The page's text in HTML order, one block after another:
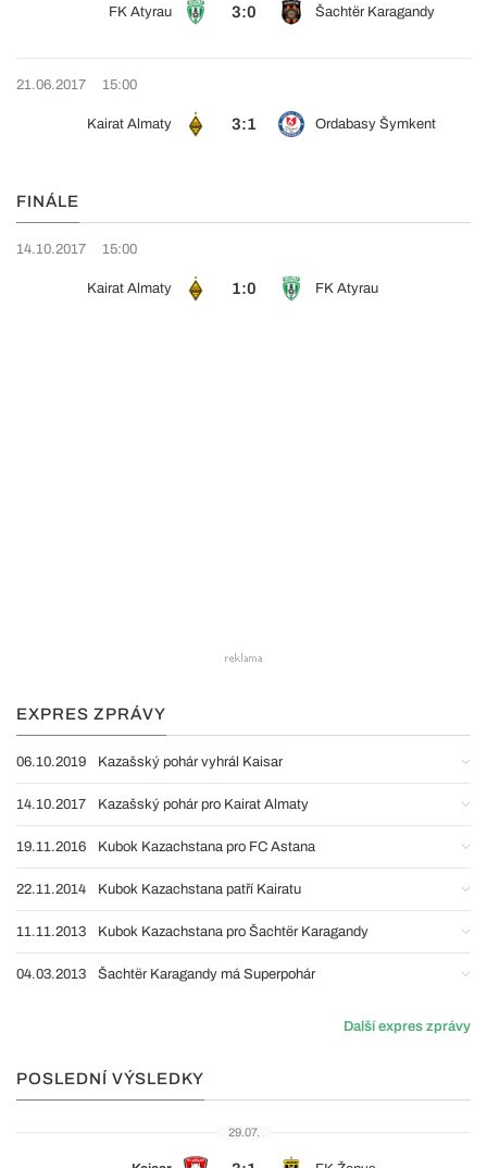
FK Atyrau 3:0 Šachtër Karagandy
21.06.2017 15:00
Kairat Almaty 3:1 Ordabasy Šymkent
FINÁLE
14.10.2017 15:00
Kairat Almaty 1:0 FK Atyrau
EXPRES ZPRÁVY
06.10.2019 Kazašský pohár vyhrál Kaisar
14.10.2017 Kazašský pohár pro Kairat Almaty
19.11.2016 Kubok Kazachstana pro FC Astana
22.11.2014 Kubok Kazachstana patří Kairatu
11.11.2013 Kubok Kazachstana pro Šachtër Karagandy
04.03.2013 Šachtër Karagandy má Superpohár
Další expres zprávy
POSLEDNÍ VÝSLEDKY
29.07.